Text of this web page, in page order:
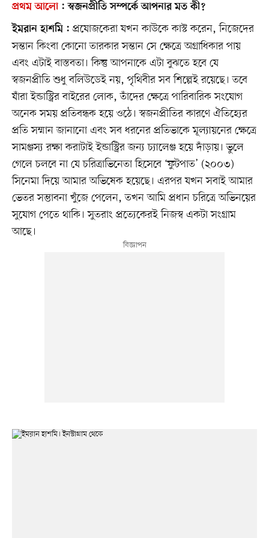
প্রথম আলো:স্বজনপ্রীতি সম্পর্কে আপনার মত কী?
ইমরান হাশমি :প্রযোজকেরা যখন কাউকে কাস্ট করেন, নিজেদের
সন্তান কিংবা কোনো তারকার সন্তান সে ক্ষেত্রে অগ্রাধিকার পায়
এবং এটাই বাস্তবতা। কিন্তু আপনাকে এটা বুঝতে হবে যে
স্বজনপ্রীতি শুধু বলিউডেই নয়, পৃথিবীর সব শিল্পেই রয়েছে। তবে
যাঁরা ইন্ডাস্ট্রির বাইরের লোক, তাঁদের ক্ষেত্রে পারিবারিক সংযোগ
অনেক সময় প্রতিবন্ধক হয়ে ওঠে। স্বজনপ্রীতির কারণে ঐতিহ্যের
প্রতি সম্মান জানানো এবং সব ধরনের প্রতিভাকে মূল্যায়নের ক্ষেত্রে
সামঞ্জস্য রক্ষা করাটাই ইন্ডাস্ট্রির জন্য চ্যালেঞ্জ হয়ে দাঁড়ায়। ভুলে
গেলে চলবে না যে চরিত্রাভিনেতা হিসেবে ‘ফুটপাত’ (২০০৩)
সিনেমা দিয়ে আমার অভিষেক হয়েছে। এরপর যখন সবাই আমার
ভেতর সম্ভাবনা খুঁজে পেলেন, তখন আমি প্রধান চরিত্রে অভিনয়ের
সুযোগ পেতে থাকি। সুতরাং প্রত্যেকেরই নিজস্ব একটা সংগ্রাম
আছে।